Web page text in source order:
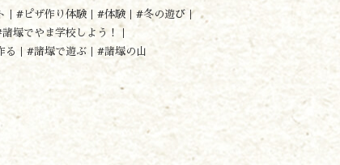
#ピザ作り体験 #体験
#冬の遊び
塚でやま学校しよう！
る
#諸塚で遊ぶ #諸塚の山